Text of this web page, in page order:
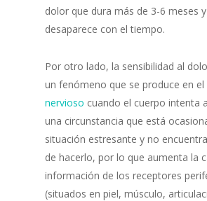
dolor que dura más de 3-6 meses
desaparece con el tiempo.
Por otro lado, la sensibilidad al
un fenómeno que se produce en el
nervioso cuando el cuerpo intenta
una circunstancia que está
situación estresante y no
de hacerlo, por lo que aumenta la
información de los receptores
(situados en piel, músculo,